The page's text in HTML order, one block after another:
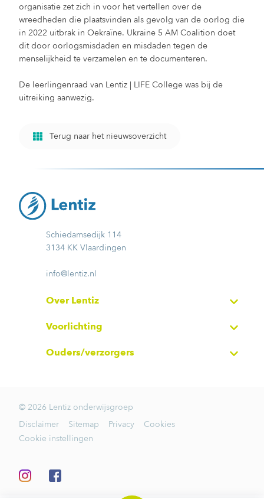
organisatie zet zich in voor het vertellen over de
wreedheden die plaatsvinden als gevolg van de oorlog die
in 2022 uitbrak in Oekraïne. Ukraine 5 AM Coalition doet
dit door oorlogsmisdaden en misdaden tegen de
menselijkheid te verzamelen en te documenteren.
De leerlingenraad van Lentiz | LIFE College was bij de
uitreiking aanwezig.
Terug naar het nieuwsoverzicht
Schiedamsedijk 114
3134 KK Vlaardingen
info@lentiz.nl
Over Lentiz
Voorlichting
Ouders/verzorgers
© 2026 Lentiz onderwijsgroep
Disclaimer
Sitemap Privacy
Cookies
Cookie instellingen